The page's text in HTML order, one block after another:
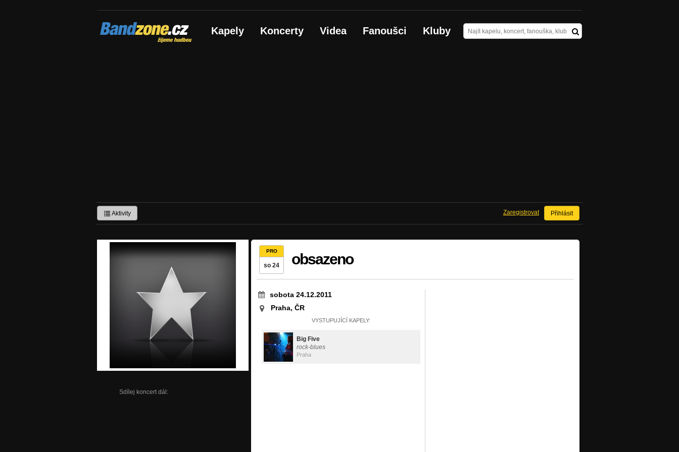
Bandzone.cz
žijeme hudbou Kapely Koncerty Videa Fanoušci Kluby
Aktivity Přihlásit
Zaregistrovat
Sdílej koncert dál:
PRO
so 24 obsazeno
sobota 24.12.2011
Praha, ČR
VYSTUPUJÍCÍ KAPELY:
Big Five
rock-blues
Praha